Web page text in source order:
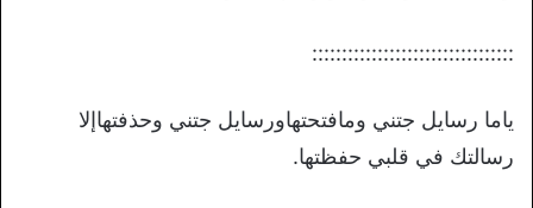
::::::::::::::::::::::::::::::::::
ياما رسايل جتني ومافتحتهاورسايل جتني وحذفتهاإلا
رسالتك في قلبي حفظتها.